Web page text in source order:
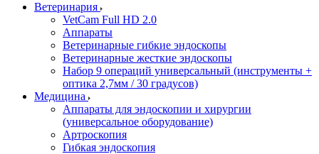
Ветеринария
VetCam Full HD 2.0
Аппараты
Ветеринарные гибкие эндоскопы
Ветеринарные жесткие эндоскопы
Набор 9 операций универсальный (инструменты +
оптика 2,7мм / 30 градусов)
Медицина
Аппараты для эндоскопии и хирургии
(универсальное оборудование)
Артроскопия
Гибкая эндоскопия